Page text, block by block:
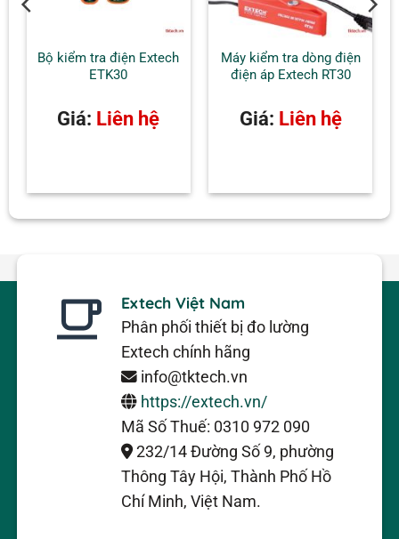
Bộ kiểm tra điện Extech
ETK30
Giá: Liên hệ
Máy kiểm tra dòng điện
điện áp Extech RT30
Giá: Liên hệ
Extech Việt Nam
Phân phối thiết bị đo lường
Extech chính hãng
info@tktech.vn
https://extech.vn/
Mã Số Thuế: 0310 972 090
232/14 Đường Số 9, phường
Thông Tây Hội, Thành Phố Hồ
Chí Minh, Việt Nam.